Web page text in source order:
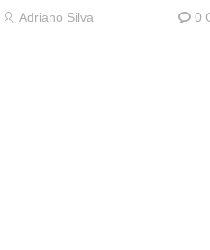
Adriano Silva 0